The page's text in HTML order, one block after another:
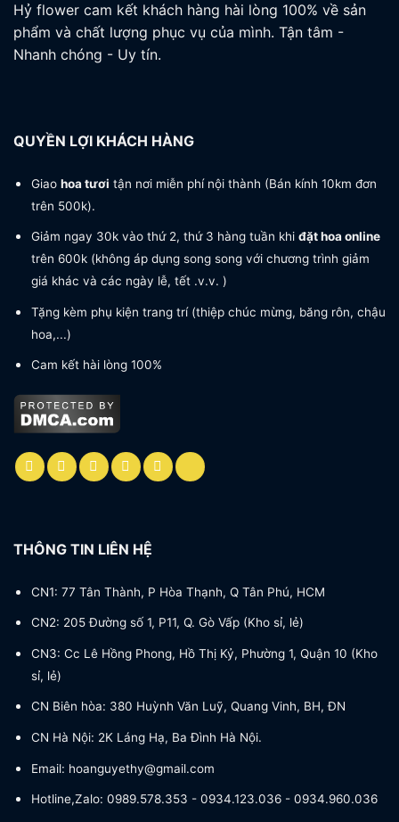
Hỷ flower cam kết khách hàng hài lòng 100% về sản
phẩm và chất lượng phục vụ của mình. Tận tâm -
Nhanh chóng - Uy tín.
QUYỀN LỢI KHÁCH HÀNG
Giao hoa tươi tận nơi miễn phí nội thành (Bán kính 10km đơn
trên 500k).
Giảm ngay 30k vào thứ 2, thứ 3 hàng tuần khi đặt hoa online
trên 600k (không áp dụng song song với chương trình giảm
giá khác và các ngày lễ, tết .v.v. )
Tặng kèm phụ kiện trang trí (thiệp chúc mừng, băng rôn, chậu
hoa,...)
Cam kết hài lòng 100%
THÔNG TIN LIÊN HỆ
CN1: 77 Tân Thành, P Hòa Thạnh, Q Tân Phú, HCM
CN2: 205 Đường số 1, P11, Q. Gò Vấp (Kho sỉ, lẻ)
CN3: Cc Lê Hồng Phong, Hồ Thị Kỷ, Phường 1, Quận 10 (Kho
sỉ, lẻ)
CN Biên hòa: 380 Huỳnh Văn Luỹ, Quang Vinh, BH, ĐN
CN Hà Nội: 2K Láng Hạ, Ba Đình Hà Nội.
Email: hoanguyethy@gmail.com
Hotline,Zalo: 0989.578.353 - 0934.123.036 - 0934.960.036